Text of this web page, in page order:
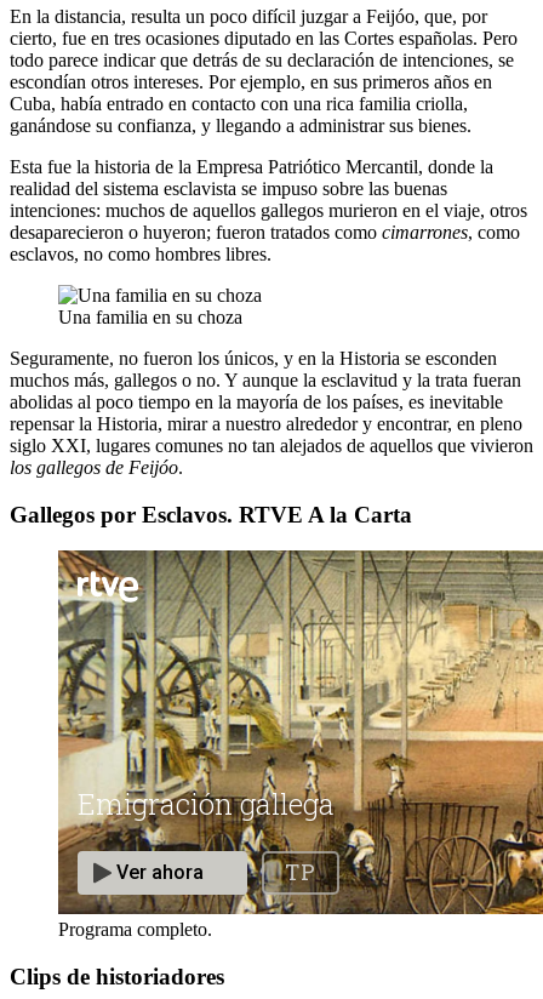
En la distancia, resulta un poco difícil juzgar a Feijóo, que, por
cierto, fue en tres ocasiones diputado en las Cortes españolas. Pero
todo parece indicar que detrás de su declaración de intenciones, se
escondían otros intereses. Por ejemplo, en sus primeros años en
Cuba, había entrado en contacto con una rica familia criolla,
ganándose su confianza, y llegando a administrar sus bienes.
Esta fue la historia de la Empresa Patriótico Mercantil, donde la
realidad del sistema esclavista se impuso sobre las buenas
intenciones: muchos de aquellos gallegos murieron en el viaje, otros
desaparecieron o huyeron; fueron tratados como cimarrones, como
esclavos, no como hombres libres.
Una familia en su choza
Seguramente, no fueron los únicos, y en la Historia se esconden
muchos más, gallegos o no. Y aunque la esclavitud y la trata fueran
abolidas al poco tiempo en la mayoría de los países, es inevitable
repensar la Historia, mirar a nuestro alrededor y encontrar, en pleno
siglo XXI, lugares comunes no tan alejados de aquellos que vivieron
los gallegos de Feijóo.
Gallegos por Esclavos. RTVE A la Carta
Programa completo.
Clips de historiadores